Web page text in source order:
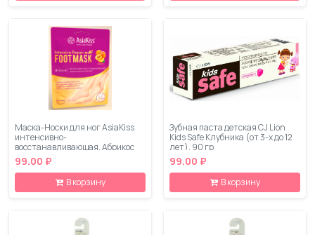
Маска-Носки для ног AsiaKiss
интенсивно-
восстанавливающая, Абрикос
99.00 ₽
В корзину
Зубная паста детская CJ Lion
Kids Safe Клубника (от 3-х до 12
лет), 90 гр
99.00 ₽
В корзину